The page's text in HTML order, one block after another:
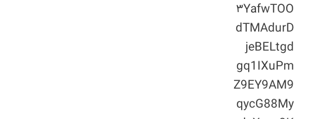
۳YafwTOO
dTMAdurD
jeBELtgd
gq1IXuPm
Z9EY9AM9
qycG88My